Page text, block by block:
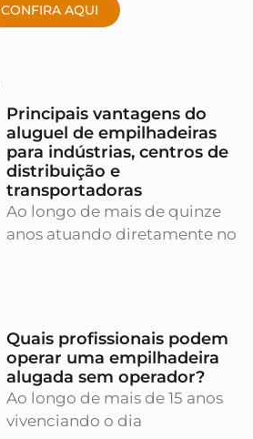
CONFIRA AQUI
Principais vantagens do
aluguel de empilhadeiras
para indústrias, centros de
distribuição e
transportadoras
Ao longo de mais de quinze
anos atuando diretamente no
Quais profissionais podem
operar uma empilhadeira
alugada sem operador?
Ao longo de mais de 15 anos
vivenciando o dia